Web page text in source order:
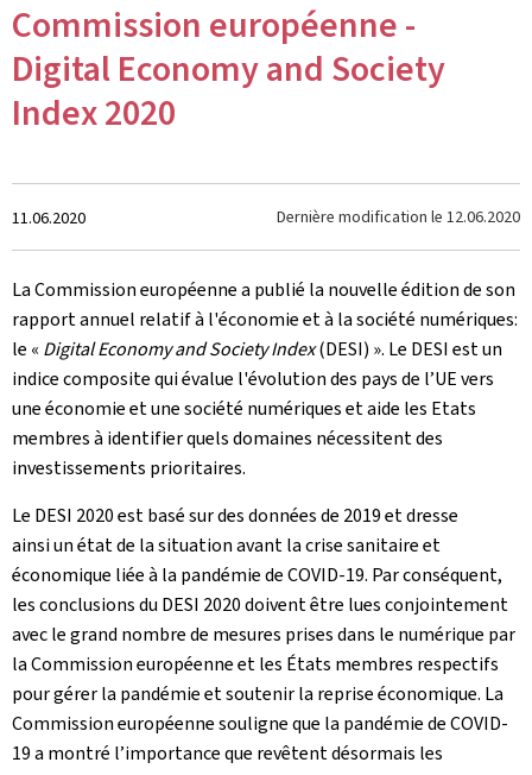
Commission européenne -
Digital Economy and Society
Index 2020
Crée
le
11.06.2020 Dernière modification le 12.06.2020
La Commission européenne a publié la nouvelle édition de son
rapport annuel relatif à l'économie et à la société numériques:
le « Digital Economy and Society Index(DESI) ». Le DESI est un
indice composite qui évalue l'évolution des pays de l’UE vers
une économie et une société numériques et aide les Etats
membres à identifier quels domaines nécessitent des
investissements prioritaires.
Le DESI 2020 est basé sur des données de 2019 et dresse
ainsi un état de la situation avant la crise sanitaire et
économique liée à la pandémie de COVID-19. Par conséquent,
les conclusions du DESI 2020 doivent être lues conjointement
avec le grand nombre de mesures prises dans le numérique par
la Commission européenne et les États membres respectifs
pour gérer la pandémie et soutenir la reprise économique. La
Commission européenne souligne que la pandémie de COVID-
19 a montré l’importance que revêtent désormais les